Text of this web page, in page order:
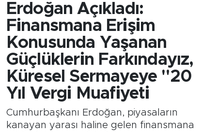
Erdoğan Açıkladı:
Finansmana Erişim
Konusunda Yaşanan
Güçlüklerin Farkındayız,
Küresel Sermayeye "20
Yıl Vergi Muafiyeti
Cumhurbaşkanı Erdoğan, piyasaların
kanayan yarası haline gelen finansmana
MEDYA
FİNANS
DÜNYA
GÜNCEL
KARİKATÜR
Trafik Durumu
Süper Lig Puan Durumu ve Fikstür
Tüm Manşetler
Son Dakika Haberleri
Haber Arşivi